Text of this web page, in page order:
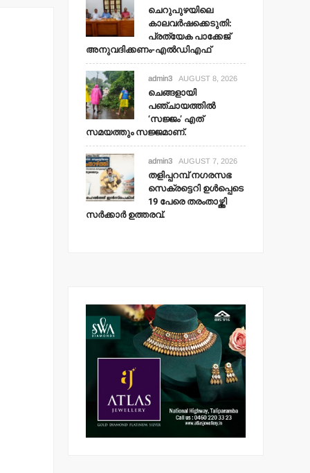
ചെറുപുഴയിലെ
കാലവര്‍ഷക്കെടുതി:
പ്രത്യേക പാക്കേജ്
അനുവദിക്കണം-എല്‍ഡിഎഫ്
admin3 AUGUST 8, 2026
ചെങ്ങളായി
പഞ്ചായത്തില്‍
‘സജ്ജം’ എത്
സമയത്തും സജ്ജമാണ്.
admin3 AUGUST 7, 2026
തളിപ്പറമ്പ് നഗരസഭ
സെക്രട്ടെറി ഉള്‍പ്പെടെ
19 പേരെ തരംതാഴ്ത്തി
സര്‍ക്കാര്‍ ഉത്തരവ്.